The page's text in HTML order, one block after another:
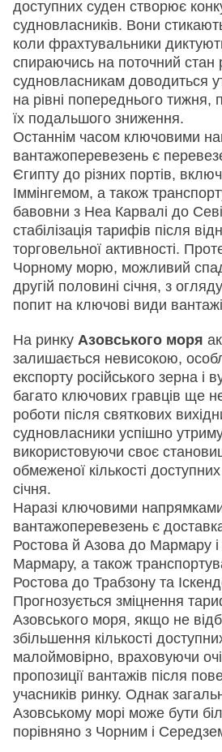
доступних суден створює
судновласників. Вони
коли фрахтувальники
спираючись на поточний стан
судновласникам доводиться
на рівні попереднього тижня,
їх подальшого зниження.
Останнім часом ключовими
вантажоперевезень є
Єгипту до різних портів,
Іммінгемом, а також
бавовни з Неа Карвалі до
стабілізація тарифів після
торговельної активності.
Чорному морю, можливий спад
другій половині січня, з
попит на ключові види
На ринку Азовського моря
залишається невисокою,
експорту російського зерна і
багато ключових гравців ще
роботи після святкових
судновласники успішно
використовуючи своє
обмеженої кількості
січня.
Наразі ключовими
вантажоперевезень є
Ростова й Азова до Мармару
Мармару, а також
Ростова до Трабзону та
Прогнозується зміцнення
Азовського моря, якщо не
збільшення кількості
малоймовірно, враховуючи
пропозиції вантажів після
учасників ринку. Однак
Азовському морі може бути
порівняно з Чорним і